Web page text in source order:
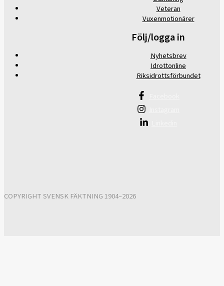
Veteran
Vuxenmotionärer
Följ/logga in
Nyhetsbrev
Idrottonline
Riksidrottsförbundet
COPYRIGHT SVENSK FÄKTNING 1904–2026